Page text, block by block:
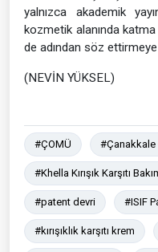
yalnızca akademik
kozmetik alanında
de adından söz
(NEVİN YÜKSEL)
#ÇOMÜ #Çanakkale
#Khella Kırışık Karşıtı
#patent devri #ISIF
#kırışıklık karşıtı krem